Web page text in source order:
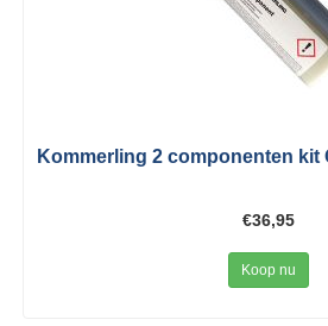
Kommerling 2 componenten kit
€36,95
Koop nu